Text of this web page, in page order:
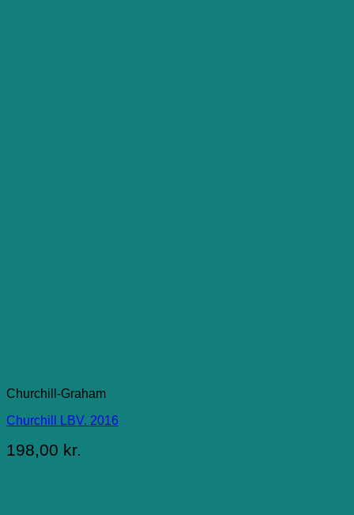
Churchill-Graham
Churchill LBV. 2016
198,00 kr.